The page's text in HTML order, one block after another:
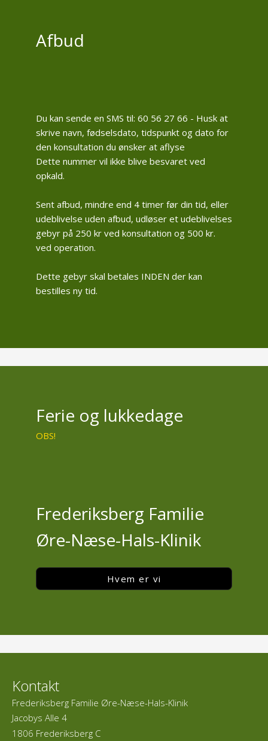
Afbud
Du kan sende en SMS til: 60 56 27 66 - Husk at
skrive navn, fødselsdato, tidspunkt og dato for
den konsultation du ønsker at aflyse
Dette nummer vil ikke blive besvaret ved
opkald.
Sent afbud, mindre end 4 timer før din tid, eller
udeblivelse uden afbud, udløser et udeblivelses
gebyr på 250 kr ved konsultation og 500 kr.
ved operation.
Dette gebyr skal betales INDEN der kan
bestilles ny tid.
Ferie og lukkedage
OBS!
Frederiksberg Familie
Øre-Næse-Hals-Klinik
Hvem er vi
Kontakt
Frederiksberg Familie Øre-Næse-Hals-Klinik
Jacobys Alle 4
1806 Frederiksberg C